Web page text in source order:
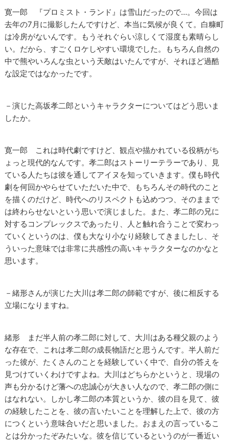
寛一郎 『プロミスト・ランド』は雪山だったので…。今回は
去年の7月に撮影したんですけど、本当に気候が良くて。白糠町
は冷房がないんです。もうそれぐらい涼しくて湿度も素晴らし
い。だから、すごくロケしやすい環境でした。もちろん自然の
中で熊やいろんな虫という天敵はいたんですが、それほど過酷
な設定ではなかったです。
－演じた高坂孝二郎というキャラクターについてはどう思いま
したか。
寛一郎 これは時代劇ですけど、観点や描かれている役柄がち
ょっと現代的なんです。孝二郎はストーリーテラーであり、見
ている人たちは彼を通してアイヌを知っていきます。僕も時代
劇を何回かやらせていただいた中で、もちろんその時代のこと
を描くのだけど、時代へのリスペクトも込めつつ、そのままで
は終わらせないという思いで演じました。また、孝二郎の兄に
対するコンプレックスであったり、人と触れ合うことで変わっ
ていくというのは、僕も大なり小なり経験してきましたし、そ
ういった意味では非常に共感性の高いキャラクターなのかなと
思います。
－緒形さんが演じた大川は孝二郎の師範ですが、後に相反する
立場になりますね。
緒形 まだ半人前の孝二郎に対して、大川はある種父親のよう
な存在で、これは孝二郎の成長物語だと思うんです。半人前だ
った彼が、たくさんのことを経験していく中で、自分の答えを
見つけていくわけですよね。大川はどちらかというと、現場の
声も分かるけど藩への忠誠心が大きい人なので、孝二郎の側に
はなれない。しかし孝二郎の本質というか、彼の目を見て、彼
の経験したことを、彼の言いたいことを理解した上で、彼の方
につくという意味合いだと思いました。おまえの言っているこ
とは分かったぞみたいな。彼を信じているというのが一番近い